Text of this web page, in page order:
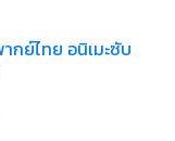
กย์ไทย อนิเมะซับ